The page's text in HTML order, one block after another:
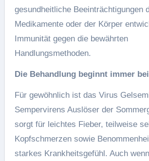
gesundheitliche Beeinträchtigungen
Medikamente oder der Körper
Immunität gegen die bewährten
Handlungsmethoden.
Die Behandlung beginnt immer
Für gewöhnlich ist das Virus
Sempervirens Auslöser der
sorgt für leichtes Fieber, teilweise
Kopfschmerzen sowie
starkes Krankheitsgefühl. Auch